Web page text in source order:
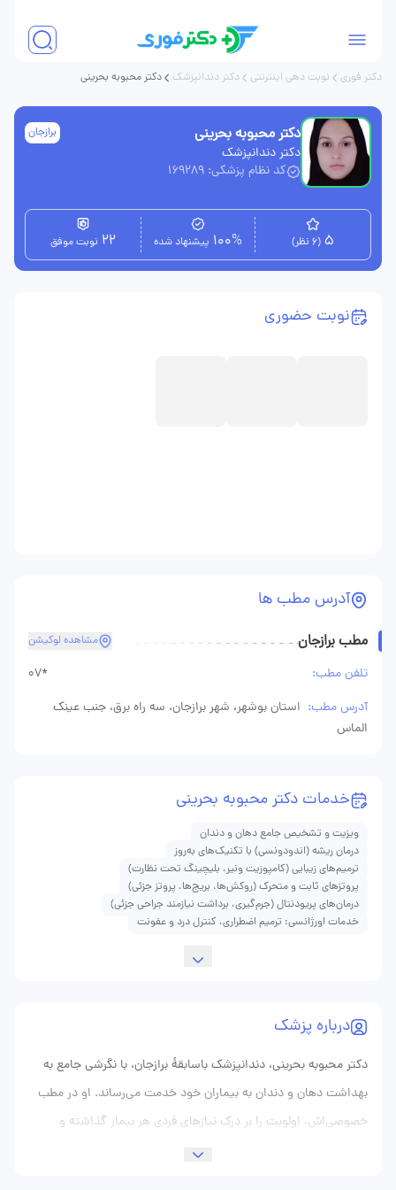
دکتر فوری نوبت دهی اینترنتی دکتر دندانپزشک دکتر محبوبه بحرینی
دکتر محبوبه بحرینی
دکتر دندانپزشک
کد نظام پزشکی: 169289
برازجان
5 (6 نظر) 100% پیشنهاد شده 22 نوبت موفق
خدمات دکتر محبوبه بحرینی
ویزیت و تشخیص جامع دهان و دندان
درمان ریشه (اندودونسی) با تکنیک‌های به‌روز
ترمیم‌های زیبایی (کامپوزیت ونیر، بلیچینگ تحت نظارت)
پروتزهای ثابت و متحرک (روکش‌ها، بریج‌ها، پروتز جزئی)
درمان‌های پریودنتال (جرم‌گیری، برداشت نیازمند جراحی جزئی)
خدمات اورژانسی: ترمیم اضطراری، کنترل درد و عفونت
درباره پزشک
دکتر محبوبه بحرینی، دندانپزشک باسابقهٔ برازجان، با نگرشی جامع به
بهداشت دهان و دندان به بیماران خود خدمت می‌رساند. او در مطب
خصوصی‌اش، اولویت را بر درک نیازهای فردی هر بیمار گذاشته و
بادقت به شرح‌حال و انتظارات مراجعان گوش می‌دهد. "هر لبخند
آدرس مطب ها
مطب برازجان مشاهده لوکیشن
تلفن مطب:
07*
آدرس مطب: استان بوشهر، شهر برازجان، سه راه برق، جنب عینک
الماس
نوبت حضوری